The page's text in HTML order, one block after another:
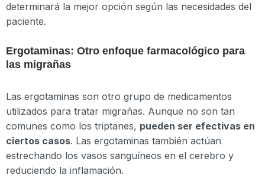
determinará la mejor opción según las necesidades del
paciente.
Ergotaminas: Otro enfoque farmacológico para
las migrañas
Las ergotaminas son otro grupo de medicamentos
utilizados para tratar migrañas. Aunque no son tan
comunes como los triptanes, pueden ser efectivas en
ciertos casos. Las ergotaminas también actúan
estrechando los vasos sanguíneos en el cerebro y
reduciendo la inflamación.